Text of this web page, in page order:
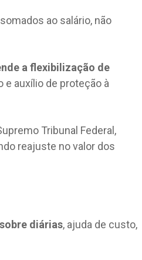
ao salário, não
a flexibilização de
e auxílio de proteção à
Tribunal Federal,
reajuste no valor dos
diárias, ajuda de custo,